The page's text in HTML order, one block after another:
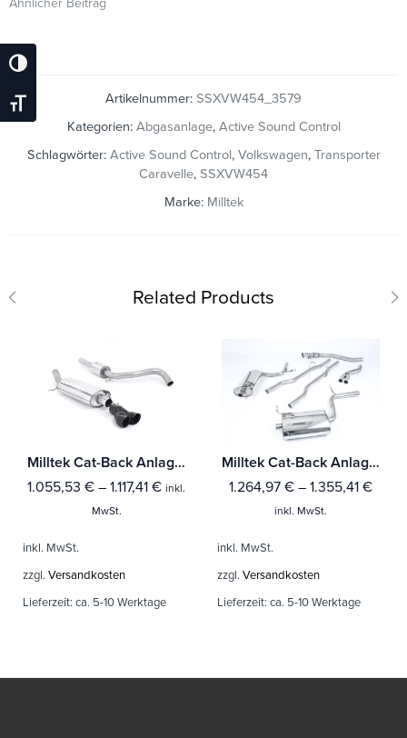
Umschalten Auf Hohe Kontraste
Schrift VergrößernArtikelnummer: SSXVW454_3579
Kategorien: Abgasanlage, Active Sound Control
Schlagwörter: Active Sound Control, Volkswagen, Transporter
Caravelle, SSXVW454
Marke: Milltek
Related Products
Milltek Cat-Back Anlage Audi A1 1.4 TFSI S line 185PS S tronic Mit TÜV / ECE Zulassung!
1.055,53 € – 1.117,41 € inkl.
MwSt.
inkl. MwSt.
zzgl. Versandkosten
Lieferzeit: ca. 5-10 Werktage
Milltek Cat-Back Anlage Audi A4 1.8T B6 quattro Cabriolet
1.264,97 € – 1.355,41 €
inkl. MwSt.
inkl. MwSt.
zzgl. Versandkosten
Lieferzeit: ca. 5-10 Werktage